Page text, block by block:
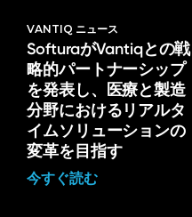
VANTIQ ニュース
SofturaがVantiqとの戦
略的パートナーシップ
を発表し、医療と製造
分野におけるリアルタ
イムソリューションの
変革を目指す
今すぐ読む